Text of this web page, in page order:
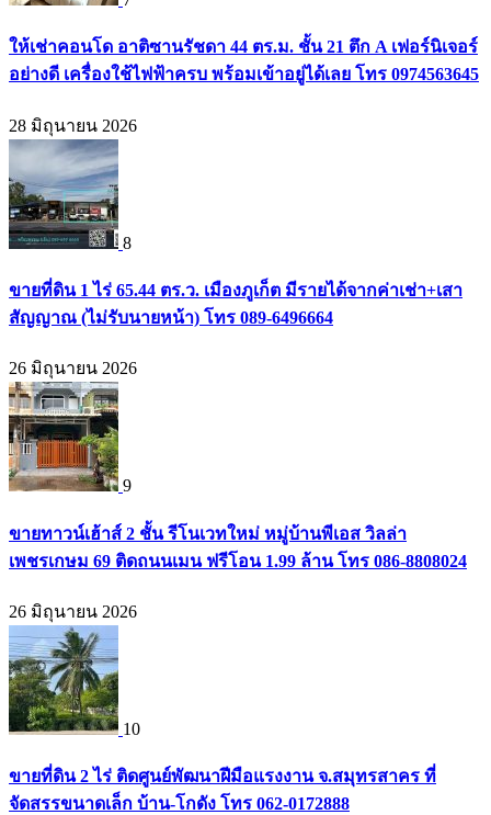
ให้เช่าคอนโด อาติซานรัชดา 44 ตร.ม. ชั้น 21 ตึก A เฟอร์นิเจอร์
อย่างดี เครื่องใช้ไฟฟ้าครบ พร้อมเข้าอยู่ได้เลย โทร 0974563645
28 มิถุนายน 2026
8
ขายที่ดิน 1 ไร่ 65.44 ตร.ว. เมืองภูเก็ต มีรายได้จากค่าเช่า+เสา
สัญญาณ (ไม่รับนายหน้า) โทร 089-6496664
26 มิถุนายน 2026
9
ขายทาวน์เฮ้าส์ 2 ชั้น รีโนเวทใหม่ หมู่บ้านพีเอส วิลล่า
เพชรเกษม 69 ติดถนนเมน ฟรีโอน 1.99 ล้าน โทร 086-8808024
26 มิถุนายน 2026
10
ขายที่ดิน 2 ไร่ ติดศูนย์พัฒนาฝีมือแรงงาน จ.สมุทรสาคร ที่
จัดสรรขนาดเล็ก บ้าน-โกดัง โทร 062-0172888